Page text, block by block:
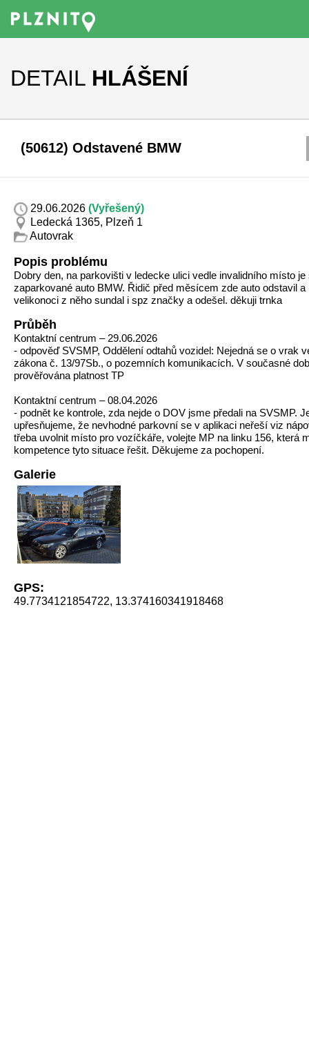
DETAIL HLÁŠENÍ
(50612) Odstavené BMW
29.06.2026 (Vyřešený)
Ledecká 1365, Plzeň 1
Autovrak
Popis problému
Dobry den, na parkovišti v ledecke ulici vedle invalidního místo je
zaparkované auto BMW. Řidič před měsícem zde auto odstavil a
velikonoci z něho sundal i spz značky a odešel. děkuji trnka
Průběh
Kontaktní centrum – 29.06.2026
- odpověď SVSMP, Oddělení odtahů vozidel: Nejedná se o vrak
zákona č. 13/97Sb., o pozemních komunikacích. V současné
prověřována platnost TP
Kontaktní centrum – 08.04.2026
- podnět ke kontrole, zda nejde o DOV jsme předali na SVSMP.
upřesňujeme, že nevhodné parkovní se v aplikaci neřeší viz
třeba uvolnit místo pro vozíčkáře, volejte MP na linku 156, která
kompetence tyto situace řešit. Děkujeme za pochopení.
Galerie
GPS:
49.7734121854722, 13.374160341918468